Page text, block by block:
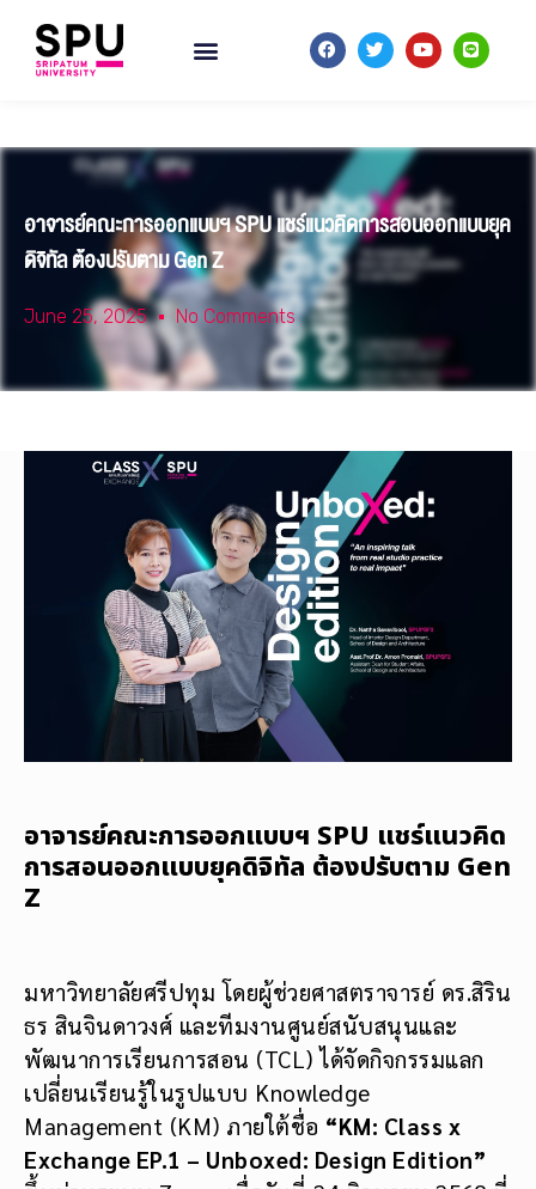
อาจารย์คณะการออกแบบฯ SPU แชร์แนวคิดการสอนออกแบบยุค
ดิจิทัล ต้องปรับตาม Gen Z
June 25, 2025 No Comments
อาจารย์คณะการออกแบบฯ SPU แชร์แนวคิด
การสอนออกแบบยุคดิจิทัล ต้องปรับตาม Gen
Z
มหาวิทยาลัยศรีปทุม โดยผู้ช่วยศาสตราจารย์ ดร.สิริน
ธร สินจินดาวงศ์ และทีมงานศูนย์สนับสนุนและ
พัฒนาการเรียนการสอน (TCL) ได้จัดกิจกรรมแลก
เปลี่ยนเรียนรู้ในรูปแบบ Knowledge
Management (KM) ภายใต้ชื่อ
KM: Class x
Exchange EP.1 – Unboxed: Design Edition”